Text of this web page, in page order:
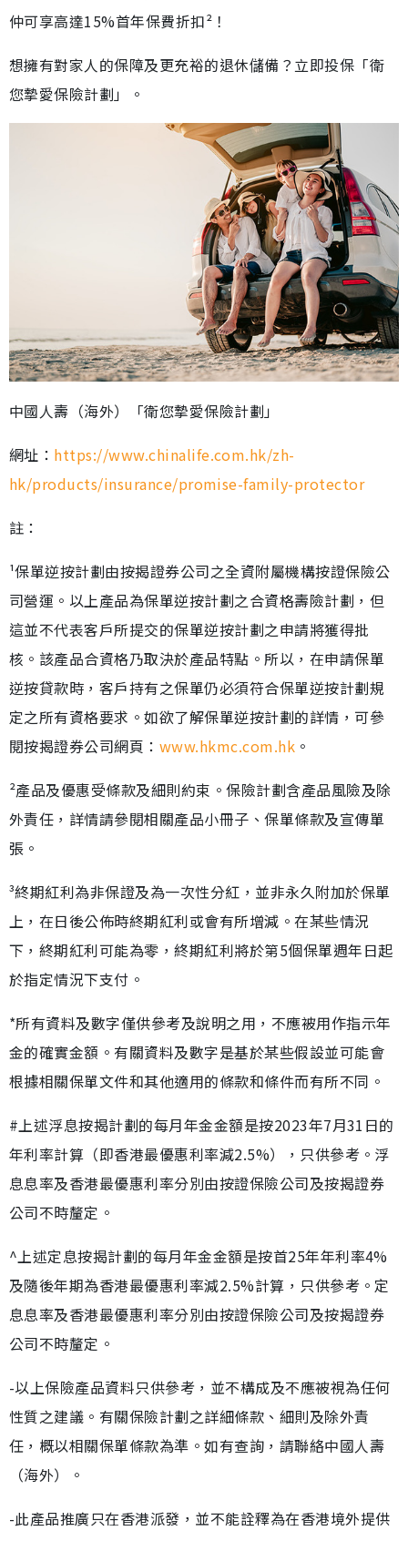
仲可享高達15%首年保費折扣²！
想擁有對家人的保障及更充裕的退休儲備？立即投保「衛
您摯愛保險計劃」。
中國人壽（海外）「衛您摯愛保險計劃」
網址： https://www.chinalife.com.hk/zh-
hk/products/insurance/promise-family-protector
註：
¹保單逆按計劃由按揭證券公司之全資附屬機構按證保險公
司營運。以上產品為保單逆按計劃之合資格壽險計劃，但
這並不代表客戶所提交的保單逆按計劃之申請將獲得批
核。該產品合資格乃取決於產品特點。所以，在申請保單
逆按貸款時，客戶持有之保單仍必須符合保單逆按計劃規
定之所有資格要求。如欲了解保單逆按計劃的詳情，可參
閱按揭證券公司網頁： www.hkmc.com.hk 。
²產品及優惠受條款及細則約束。保險計劃含產品風險及除
外責任，詳情請參閱相關產品小冊子、保單條款及宣傳單
張。
³終期紅利為非保證及為一次性分紅，並非永久附加於保單
上，在日後公佈時終期紅利或會有所增減。在某些情況
下，終期紅利可能為零，終期紅利將於第5個保單週年日起
於指定情況下支付。
*所有資料及數字僅供參考及說明之用，不應被用作指示年
金的確實金額。有關資料及數字是基於某些假設並可能會
根據相關保單文件和其他適用的條款和條件而有所不同。
#上述浮息按揭計劃的每月年金金額是按2023年7月31日的
年利率計算（即香港最優惠利率減2.5%），只供參考。浮
息息率及香港最優惠利率分別由按證保險公司及按揭證券
公司不時釐定。
^上述定息按揭計劃的每月年金金額是按首25年年利率4%
及隨後年期為香港最優惠利率減2.5%計算，只供參考。定
息息率及香港最優惠利率分別由按證保險公司及按揭證券
公司不時釐定。
-以上保險產品資料只供參考，並不構成及不應被視為任何
性質之建議。有關保險計劃之詳細條款、細則及除外責
任，概以相關保單條款為準。如有查詢，請聯絡中國人壽
（海外）。
-此產品推廣只在香港派發，並不能詮釋為在香港境外提供